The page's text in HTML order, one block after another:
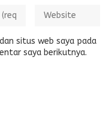
situs web saya pada
saya berikutnya.